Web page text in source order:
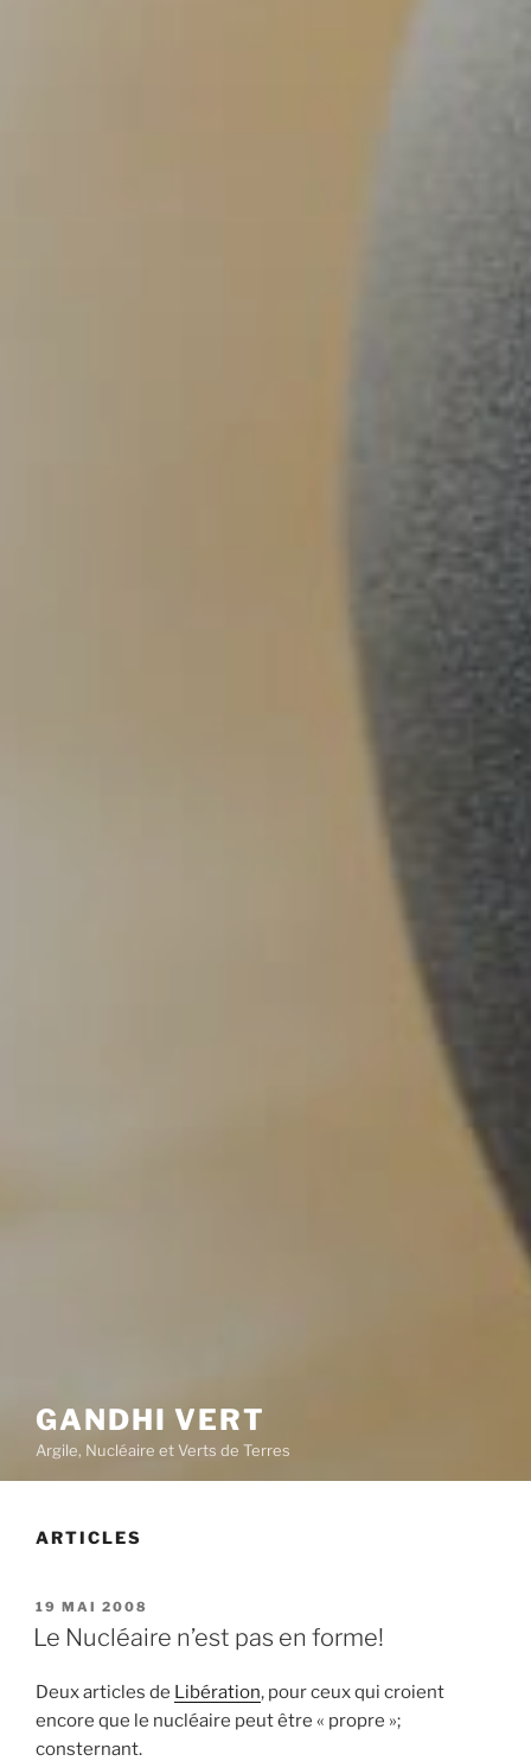
GANDHI VERT
Argile, Nucléaire et Verts de Terres
ARTICLES
PUBLIÉ
LE
19 MAI 2008
Le Nucléaire n’est pas en forme!
Deux articles de Libération, pour ceux qui croient
encore que le nucléaire peut être « propre »;
consternant.